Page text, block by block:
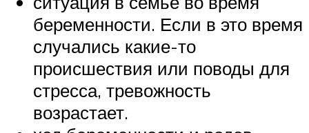
беременности. Если в это время
случались какие-то
происшествия или поводы для
стресса, тревожность
возрастает.